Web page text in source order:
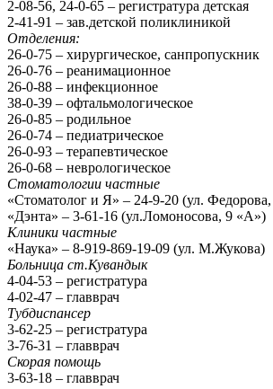
2-08-56, 24-0-65 – регистратура детская
2-41-91 – зав.детской поликлиникой
Отделения:
26-0-75 – хирургическое, санпропускник
26-0-76 – реанимационное
26-0-88 – инфекционное
38-0-39 – офтальмологическое
26-0-85 – родильное
26-0-74 – педиатрическое
26-0-93 – терапевтическое
26-0-68 – неврологическое
Стоматологии частные
«Стоматолог и Я» – 24-9-20 (ул.
«Дэнта» – 3-61-16 (ул.Ломоносова, 9 «А»)
Клиники частные
«Наука» – 8-919-869-19-09 (ул. М.Жукова)
Больница ст.Кувандык
4-04-53 – регистратура
4-02-47 – главврач
Тубдиспансер
3-62-25 – регистратура
3-76-31 – главврач
Скорая помощь
3-63-18 – главврач